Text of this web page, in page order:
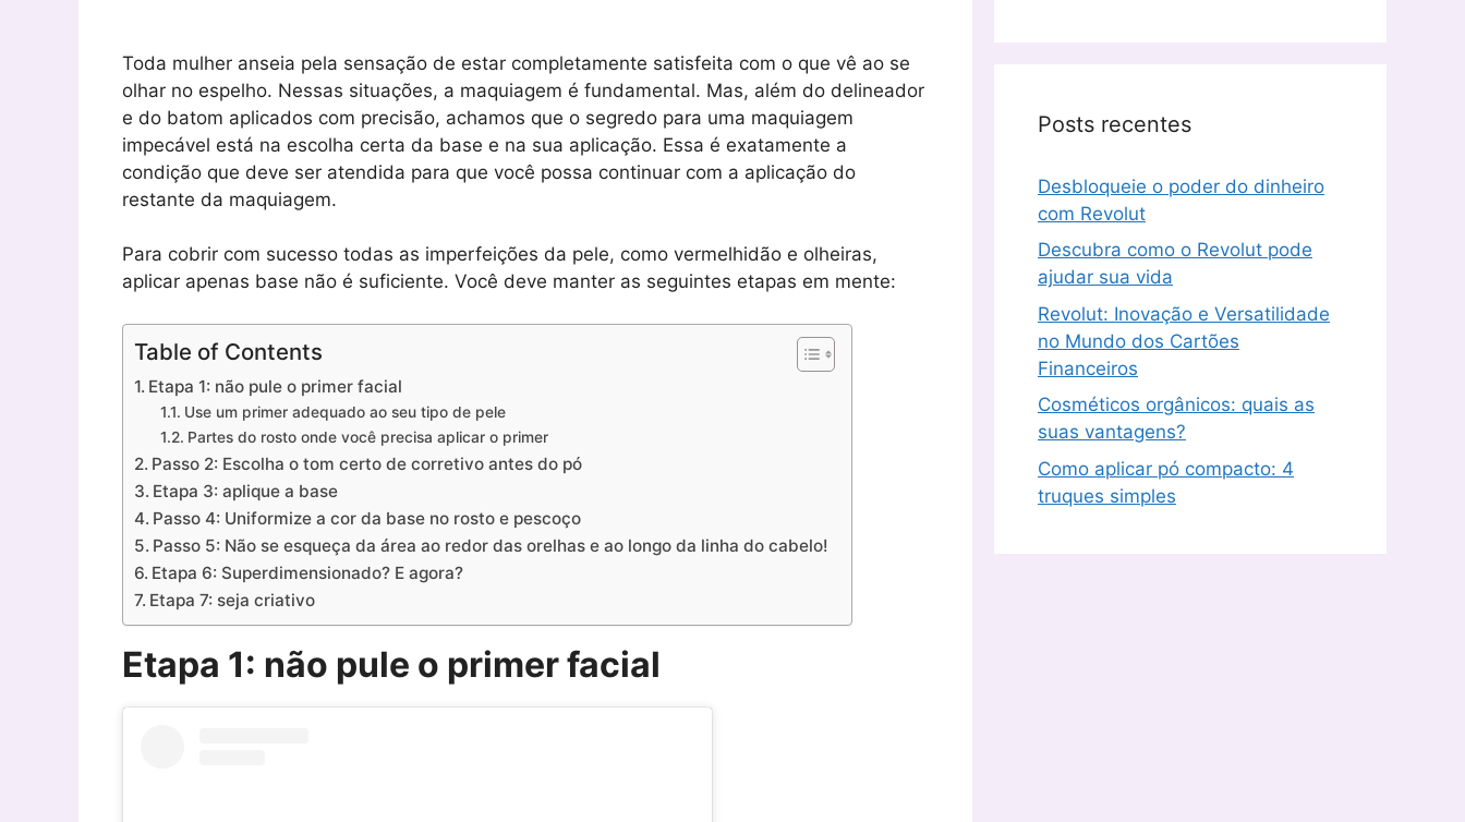
Toda mulher anseia pela sensação de estar completamente satisfeita com o que vê ao se
olhar no espelho. Nessas situações, a maquiagem é fundamental. Mas, além do delineador
e do batom aplicados com precisão, achamos que o segredo para uma maquiagem
impecável está na escolha certa da base e na sua aplicação. Essa é exatamente a
condição que deve ser atendida para que você possa continuar com a aplicação do
restante da maquiagem.
Para cobrir com sucesso todas as imperfeições da pele, como vermelhidão e olheiras,
aplicar apenas base não é suficiente. Você deve manter as seguintes etapas em mente:
Table of Contents
Etapa 1: não pule o primer facial
Use um primer adequado ao seu tipo de pele
Partes do rosto onde você precisa aplicar o primer
Passo 2: Escolha o tom certo de corretivo antes do pó
Etapa 3: aplique a base
Passo 4: Uniformize a cor da base no rosto e pescoço
Passo 5: Não se esqueça da área ao redor das orelhas e ao longo da linha do cabelo!
Etapa 6: Superdimensionado? E agora?
Etapa 7: seja criativo
Etapa 1: não pule o primer facial
Posts recentes
Desbloqueie o poder do dinheiro
com Revolut
Descubra como o Revolut pode
ajudar sua vida
Revolut: Inovação e Versatilidade
no Mundo dos Cartões
Financeiros
Cosméticos orgânicos: quais as
suas vantagens?
Como aplicar pó compacto: 4
truques simples